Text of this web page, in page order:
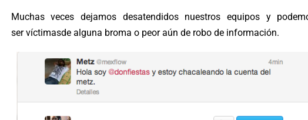
Muchas veces dejamos desatendidos nuestros equipos y
ser víctimasde alguna broma o peor aún de robo de información.